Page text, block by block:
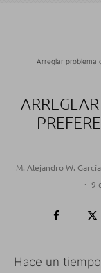
Arreglar problema
M. Alejandro W.
· 9
Hace un